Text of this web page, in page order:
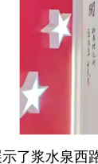
了浆水泉西